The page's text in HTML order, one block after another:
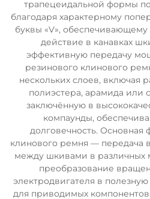
трапецеидальной формы
благодаря характерному
буквы «V»,
действие в канавках
эффективную передачу
резинового клинового
нескольких слоев, включая
полиэстера, арамида или
заключённую в
компаунды,
долговечность. Основная
клинового ремня — передача
между шкивами в различных
преобразование
электродвигателя в
для приводимых